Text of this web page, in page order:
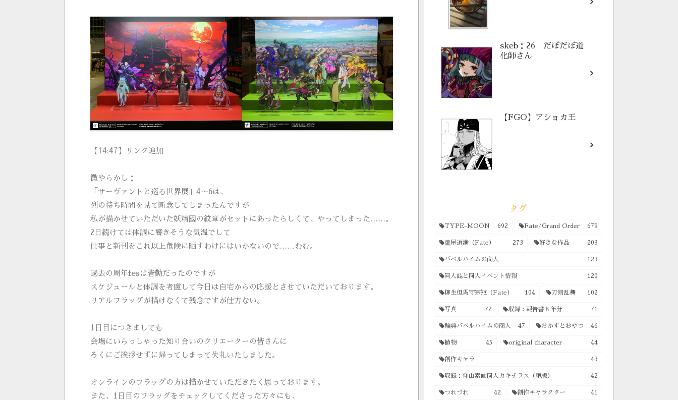
【14:47】リンク追加
微やらかし；
「サーヴァントと巡る世界展」4〜6は、
列の待ち時間を見て断念してしまったんですが
私が描かせていただいた妖精國の紋章がセットにあったらしくて、やってしまった……。
2日続けては体調に響きそうな気温でして
仕事と新刊をこれ以上危険に晒すわけにはいかないので……むむ。
過去の周年fesは皆勤だったのですが
スケジュールと体調を考慮して今日は自宅からの応援とさせていただいております。
リアルフラッグが描けなくて残念ですが仕方ない。
1日目につきましても
会場にいらっしゃった知り合いのクリエーターの皆さんに
ろくにご挨拶せずに帰ってしまって失礼いたしました。
オンラインのフラッグの方は描かせていただきたく思っております。
また、1日目のフラッグをチェックしてくださった方々にも、
skeb：26 だぼだぼ道
化師さん
【FGO】アショカ王
タグ
TYPE-MOON 692 Fate/Grand Order 679
蘆屋道満（Fate） 273 好きな作品 203
バベルハイムの商人 123
同人誌と同人イベント情報 120
柳生但馬守宗矩（Fate） 104 刀剣乱舞 102
写真 72 収録：報告書８年分 71
輪典バベルハイムの商人 47 おかずとおやつ 46
植物 45 original character 44
創作キャラ 43
収録：仰山素画同人カキチラス（絶版） 42
つれづれ 42 創作キャラクター 41